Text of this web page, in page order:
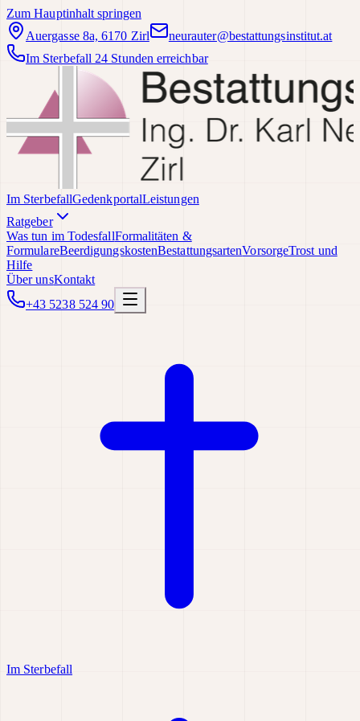
Zum Hauptinhalt springen
Auergasse 8a, 6170 Zirl
neurauter@bestattungsinstitut.at
Im Sterbefall 24 Stunden erreichbar
Im SterbefallGedenkportalLeistungen
Ratgeber
Was tun im TodesfallFormalitäten &
FormulareBeerdigungskostenBestattungsartenVorsorgeTrost und
Hilfe
Über unsKontakt
+43 5238 524 90
Im Sterbefall